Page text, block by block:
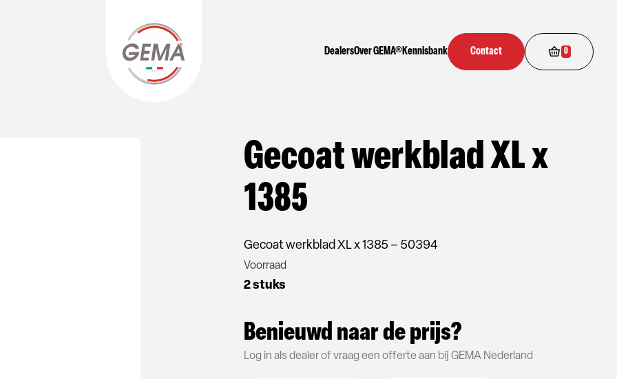
DealersOver GEMA®Kennisbank Contact 0
Gecoat werkblad XL x
1385
Gecoat werkblad XL x 1385 – 50394
Voorraad
2 stuks
Benieuwd naar de prijs?
Log in als dealer of vraag een offerte aan bij GEMA Nederland